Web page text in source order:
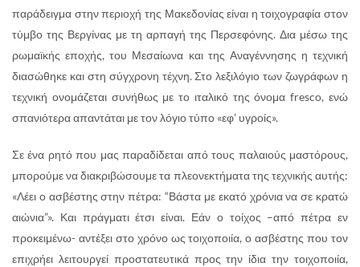
παράδειγμα στην περιοχή της Μακεδονίας είναι η τοιχογραφία στον
τύμβο της Βεργίνας με τη αρπαγή της Περσεφόνης. Δια μέσω της
ρωμαϊκής εποχής, του Μεσαίωνα και της Αναγέννησης η τεχνική
διασώθηκε και στη σύγχρονη τέχνη. Στο λεξιλόγιο των ζωγράφων η
τεχνική ονομάζεται συνήθως με το ιταλικό της όνομα fresco, ενώ
σπανιότερα απαντάται με τον λόγιο τύπο «εφ’ υγροίς».
Σε ένα ρητό που μας παραδίδεται από τους παλαιούς μαστόρους,
μπορούμε να διακριβώσουμε τα πλεονεκτήματα της τεχνικής αυτής:
«Λέει o ασβέστης στην πέτρα: “Βάστα με εκατό χρόνια να σε κρατώ
αιώνια”». Και πράγματι έτσι είναι. Εάν ο τοίχος –από πέτρα εν
προκειμένω- αντέξει στο χρόνο ως τοιχοποιία, ο ασβέστης που τον
επιχρήει λειτουργεί προστατευτικά προς την ίδια την τοιχοποιία,